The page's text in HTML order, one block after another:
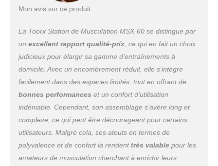
Mon avis sur ce produit
La Toorx Station de Musculation MSX-60 se distingue par
un excellent rapport qualité-prix, ce qui en fait un choix
judicieux pour élargir sa gamme d’entraînements à
domicile. Avec un encombrement réduit, elle s’intègre
facilement dans des espaces limités, tout en offrant de
bonnes performances et un confort d’utilisation
indéniable. Cependant, son assemblage s’avère long et
complexe, ce qui peut être décourageant pour certains
utilisateurs. Malgré cela, ses atouts en termes de
polyvalence et de confort la rendenttrès valablepour les
amateurs de musculation cherchant à enrichir leurs